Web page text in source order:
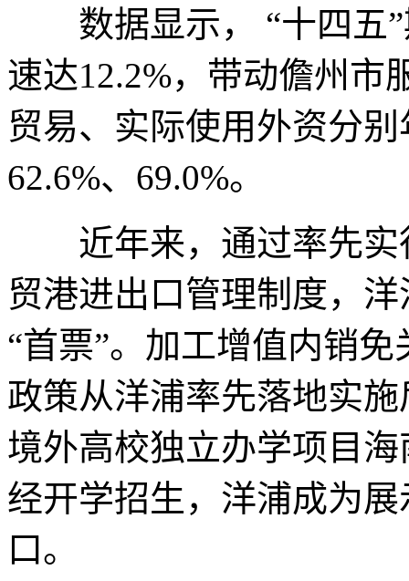
数据显示， “十四五”
速达12.2%，带动儋州市
贸易、实际使用外资分
62.6%、69.0%。
近年来，通过率先实
贸港进出口管理制度，
“首票”。加工增值内销
政策从洋浦率先落地实
境外高校独立办学项目
经开学招生，洋浦成为
口。